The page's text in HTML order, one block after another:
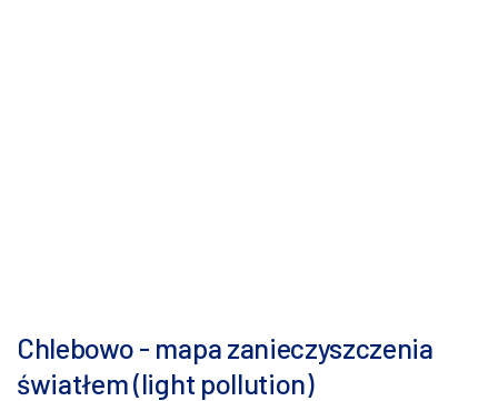
Chlebowo - mapa zanieczyszczenia
światłem (light pollution)